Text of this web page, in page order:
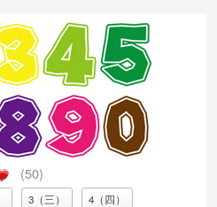
(50)
3（三） 4（四）